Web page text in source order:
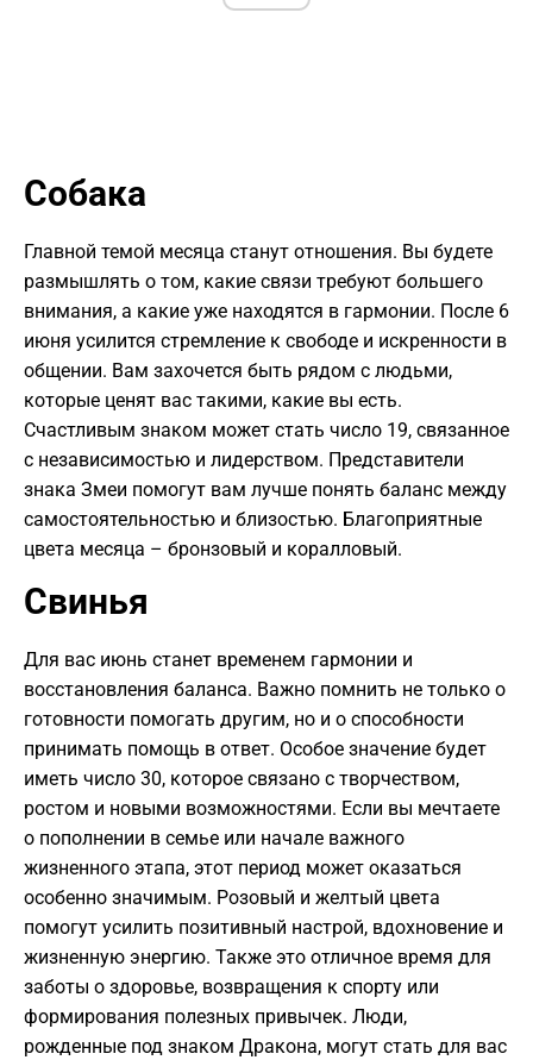
Собака
Главной темой месяца станут отношения. Вы будете
размышлять о том, какие связи требуют большего
внимания, а какие уже находятся в гармонии. После 6
июня усилится стремление к свободе и искренности в
общении. Вам захочется быть рядом с людьми,
которые ценят вас такими, какие вы есть.
Счастливым знаком может стать число 19, связанное
с независимостью и лидерством. Представители
знака Змеи помогут вам лучше понять баланс между
самостоятельностью и близостью. Благоприятные
цвета месяца – бронзовый и коралловый.
Свинья
Для вас июнь станет временем гармонии и
восстановления баланса. Важно помнить не только о
готовности помогать другим, но и о способности
принимать помощь в ответ. Особое значение будет
иметь число 30, которое связано с творчеством,
ростом и новыми возможностями. Если вы мечтаете
о пополнении в семье или начале важного
жизненного этапа, этот период может оказаться
особенно значимым. Розовый и желтый цвета
помогут усилить позитивный настрой, вдохновение и
жизненную энергию. Также это отличное время для
заботы о здоровье, возвращения к спорту или
формирования полезных привычек. Люди,
рожденные под знаком Дракона, могут стать для вас